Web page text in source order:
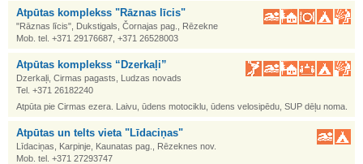
Atpūtas komplekss "Rāznas līcis"
"Rāznas līcis", Dukstigals, Čornajas pag., Rēzekne
Mob. tel. +371 29176687, +371 26528003
Atpūtas komplekss “Dzerkaļi”
Dzerkaļi, Cirmas pagasts, Ludzas novads
Tel. +371 26182240
Atpūta pie Cirmas ezera. Laivu, ūdens motociklu, ūdens velosipēdu, SUP dēļu noma.
Atpūtas un telts vieta "Līdaciņas"
Līdaciņas, Karpinje, Kaunatas pag., Rēzeknes nov.
Mob. tel. +371 27293747